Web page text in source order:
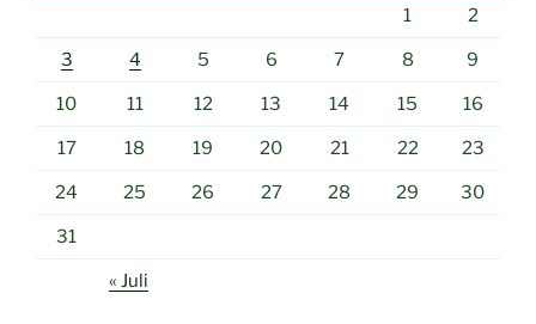
1 2
3 4 5 6 7 8 9
10 11 12 13 14 15 16
17 18 19 20 21 22 23
24 25 26 27 28 29 30
31
« Juli